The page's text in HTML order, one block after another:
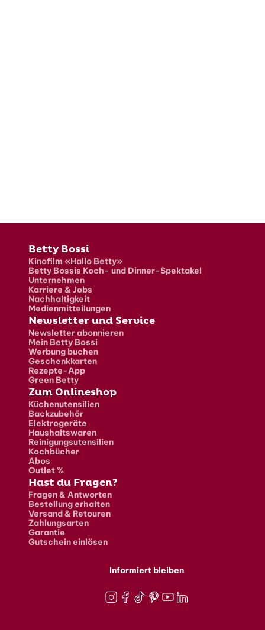
Fusszeile
Betty Bossi
Kinofilm «Hallo Betty»
Betty Bossis Koch- und Dinner-Spektakel
Unternehmen
Karriere & Jobs
Nachhaltigkeit
Medienmitteilungen
Newsletter und Service
Newsletter abonnieren
Mein Betty Bossi
Werbung buchen
Geschenkkarten
Rezepte-App
Green Betty
Zum Onlineshop
Küchenutensilien
Backzubehör
Elektrogeräte
Haushaltswaren
Reinigungsutensilien
Kochbücher
Abos
Outlet %
Hast du Fragen?
Fragen & Antworten
Bestellung erhalten
Versand & Retouren
Zahlungsarten
Garantie
Gutschein einlösen
Informiert bleiben